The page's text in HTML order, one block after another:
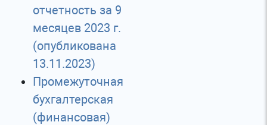
отчетность за 9
месяцев 2023 г.
(опубликована
13.11.2023)
Промежуточная
бухгалтерская
(финансовая)